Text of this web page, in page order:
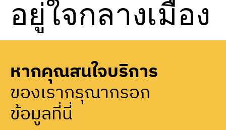
อยู่ใจกลางเมือง
หากคุณสนใจบริการ
ของเรากรุณากรอก
ข้อมูลที่นี่